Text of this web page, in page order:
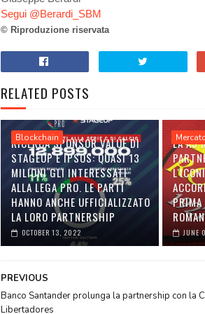
Segui @Berardi_SBM
© Riproduzione riservata
RELATED POSTS
Blockchain
RICERCA SPONSOR VALUE DI
STAGEUP E IPSOS: QUASI 13
MILIONI GLI INTERESSATI
ALLA LEGA PRO. LE PARTI
HANNO ANCHE UFFICIALIZZATO
LA LORO PARTNERSHIP
OCTOBER 13, 2022
LA AS
PRIMA
JUNE
PREVIOUS
Banco Santander prolunga la partnership con la
Libertadores